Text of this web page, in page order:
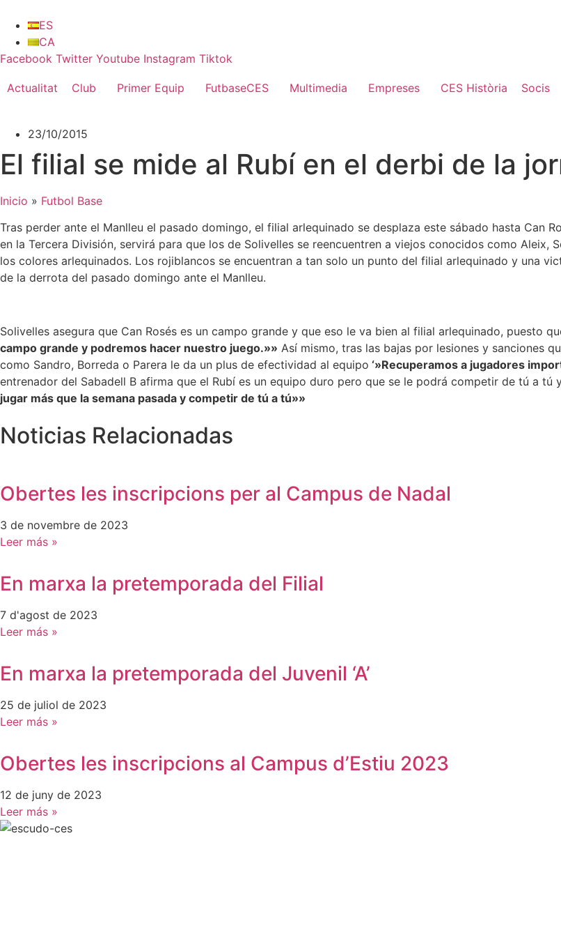
contingut
ES
CA
Facebook Twitter Youtube Instagram Tiktok
Actualitat Club Primer Equip FutbaseCES Multimedia Empreses CES Història Socis
23/10/2015
El filial se mide al Rubí en el derbi de la
Inicio » Futbol Base
Tras perder ante el Manlleu el pasado domingo, el filial arlequinado se desplaza este sábado hasta Can
en la Tercera División, servirá para que los de Solivelles se reencuentren a viejos conocidos como
los colores arlequinados. Los rojiblancos se encuentran a tan solo un punto del filial arlequinado y una
de la derrota del pasado domingo ante el Manlleu.
Solivelles asegura que Can Rosés es un campo grande y que eso le va bien al filial arlequinado, puesto
campo grande y podremos hacer nuestro juego.»» Así mismo, tras las bajas por lesiones y sanciones
como Sandro, Borreda o Parera le da un plus de efectividad al equipo ‘»Recuperamos a jugadores
entrenador del Sabadell B afirma que el Rubí es un equipo duro pero que se le podrá competir de tú a
jugar más que la semana pasada y competir de tú a tú»»
Noticias Relacionadas
Obertes les inscripcions per al Campus de Nadal
3 de novembre de 2023
Leer más »
En marxa la pretemporada del Filial
7 d'agost de 2023
Leer más »
En marxa la pretemporada del Juvenil ‘A’
25 de juliol de 2023
Leer más »
Obertes les inscripcions al Campus d’Estiu 2023
12 de juny de 2023
Leer más »